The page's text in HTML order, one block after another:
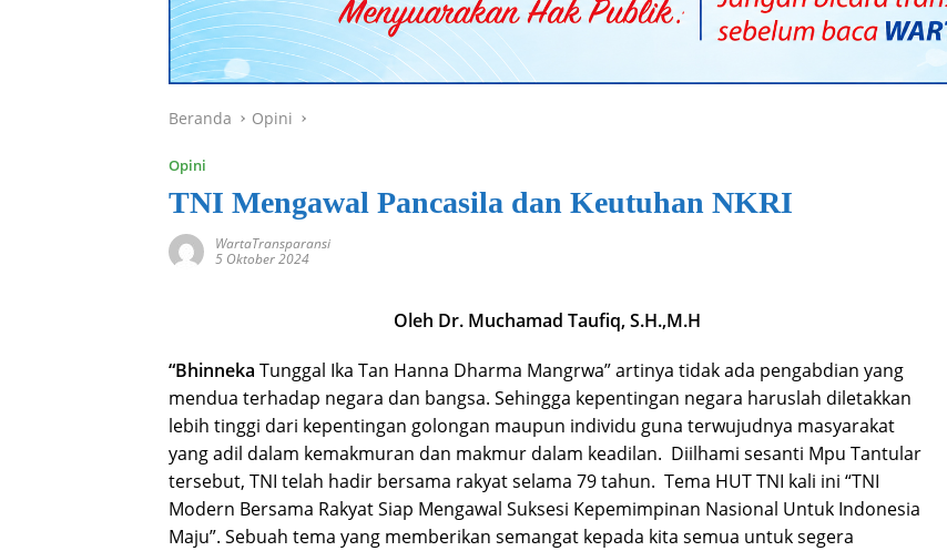
Beranda Opini
Opini
TNI Mengawal Pancasila dan Keutuhan NKRI
WartaTransparansi
5 Oktober 2024
Oleh Dr. Muchamad Taufiq, S.H.,M.H
“Bhinneka Tunggal Ika Tan Hanna Dharma Mangrwa” artinya tidak ada pengabdian yang
mendua terhadap negara dan bangsa. Sehingga kepentingan negara haruslah diletakkan
lebih tinggi dari kepentingan golongan maupun individu guna terwujudnya masyarakat
yang adil dalam kemakmuran dan makmur dalam keadilan. Diilhami sesanti Mpu Tantular
tersebut, TNI telah hadir bersama rakyat selama 79 tahun. Tema HUT TNI kali ini “TNI
Modern Bersama Rakyat Siap Mengawal Suksesi Kepemimpinan Nasional Untuk Indonesia
Maju”. Sebuah tema yang memberikan semangat kepada kita semua untuk segera